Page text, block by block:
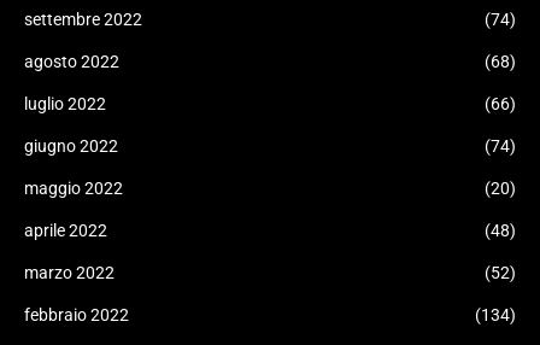
settembre 2022 (74)
agosto 2022 (68)
luglio 2022 (66)
giugno 2022 (74)
maggio 2022 (20)
aprile 2022 (48)
marzo 2022 (52)
febbraio 2022 (134)